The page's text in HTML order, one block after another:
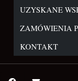
UZYSKANE
ZAMÓWIENIA
KONTAKT